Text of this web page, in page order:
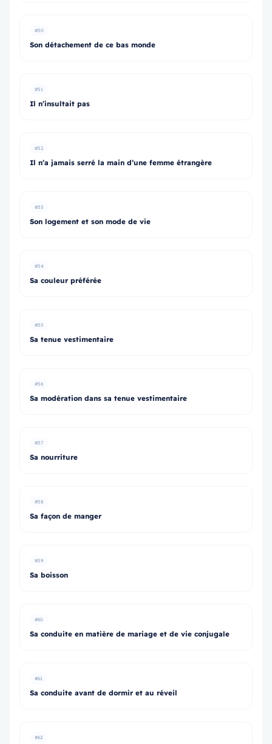
#50
Son détachement de ce bas monde
#51
Il n’insultait pas
#52
Il n’a jamais serré la main d’une femme étrangère
#53
Son logement et son mode de vie
#54
Sa couleur préférée
#55
Sa tenue vestimentaire
#56
Sa modération dans sa tenue vestimentaire
#57
Sa nourriture
#58
Sa façon de manger
#59
Sa boisson
#60
Sa conduite en matière de mariage et de vie conjugale
#61
Sa conduite avant de dormir et au réveil
#62